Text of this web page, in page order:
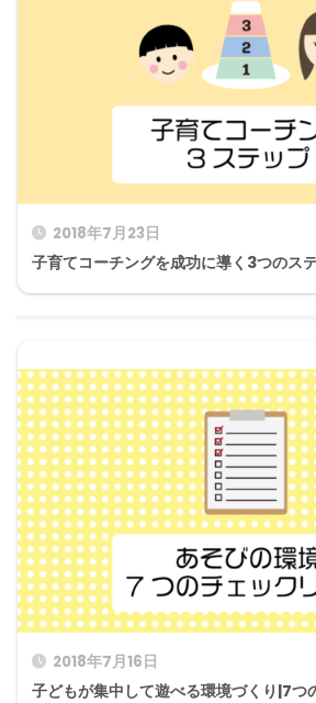
2018年7月23日
子育てコーチングを成功に導く3つのス
2018年7月16日
子どもが集中して遊べる環境づくり|7つ